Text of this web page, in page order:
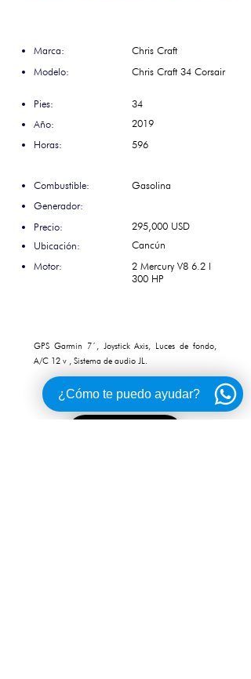
Marca:
Chris Craft
Modelo:
Chris Craft 34 Corsair
Pies:
34
Año:
2019
Horas:
596
Combustible:
Gasolina
Generador:
Precio:
295,000 USD
Ubicación:
Cancún
Motor:
2 Mercury V8 6.2 l
300 HP
GPS Garmin 7´, Joystick Axis, Luces de fondo,
A/C 12 v , Sistema de audio JL.
¿Cómo te puedo ayudar?